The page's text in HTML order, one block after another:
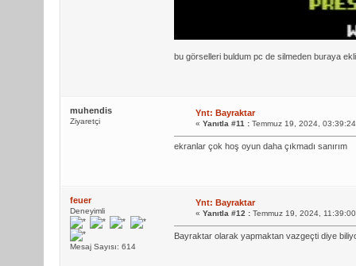
bu görselleri buldum pc de silmeden buraya
muhendis
Ziyaretçi
Ynt: Bayraktar
« Yanıtla #11 :Temmuz 19, 2024,
ekranlar çok hoş oyun daha çıkmadı sanırım
feuer
Deneyimli
Mesaj Sayısı: 614
Ynt: Bayraktar
« Yanıtla #12 :Temmuz 19, 2024,
Bayraktar olarak yapmaktan vazgeçti diye